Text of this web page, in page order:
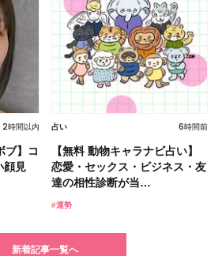
2時間以内
ブ】コ
顔見
占い 6時間前
【無料 動物キャラナビ占い】
恋愛・セックス・ビジネス・友
達の相性診断が当…
#運勢
新着記事一覧へ
2026.08.01
】
物を
スキンケア 2026.07.31
【2026夏】「大人のニキビケ
ア」ランキングTOP5！＜マキ
アビューティ…
#ベストコスメ
新着記事一覧へ
ツヤと
アッ
メイク 2026.08.07
ディオールからロングラスティ
ングと快適なつけ心地を追求し
た新リップが誕生…
#リップスティック
新着記事一覧へ
トカ…
2026.07.30
【クリスマスコフレ2026】
HACCIのホリデーギフトが豪華
すぎると話題…
#クリスマスコフレ #コフレ
新着記事一覧へ
2026.07.21
】「万
アレ
美活 2026.07.19
【石井美保さんのおすすめお菓
子＆お茶10選】手土産にもぴっ
たり
#石井美保
新着記事一覧へ
ファ
スト
ヘア 2026.07.30
【小顔見せセミロング】顔まわ
りレイヤーで骨格補正！ 大人
の魅力を引き出す…
#ヘアスタイル
新着記事一覧へ
2026.07.15
イ
12日
ライフスタイル 2026.07.15
【マキアビューティーズ】執筆
記事数TOP3に輝いた美容マニ
アをご紹介！
#シートマスク
新着記事一覧へ
賞】
ズ
2026.08.07
【ジョー マローン ロンドン】
大人気フレグランス「ウッド
セージ ＆ シ…